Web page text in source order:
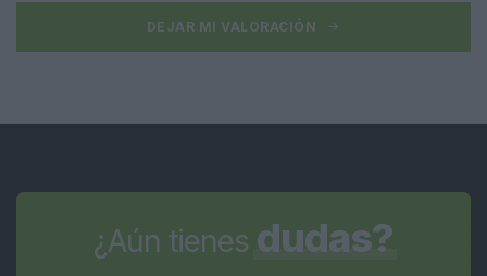
DEJAR MI VALORACIÓN
¿Aún tienes dudas?